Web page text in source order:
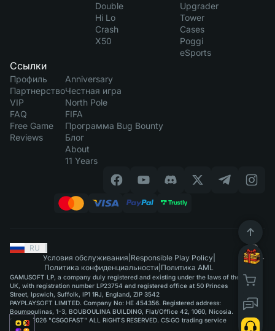
Double
Hi Lo
Crash
X50
Upgrader
Tower
Cases
Poggi
eSports
Ссылки
Профиль
Партнерство
VIP
FAQ
Free Game
Reviews
Anniversary
Честная игра
North Pole
FIFA
Программа Bug Bounty
Блог
About
11 Years
RU
Условия обслуживания Responsible Play Policy|
Политика конфиденциальности Политика AML
GAMUSOFT LP, a company duly registered and existing under the laws of the
UK, with registration number LP23754 and registered office at 50 Princes
Street, Ipswich, Suffolk, IP1 1RJ, England, ZIP 3542
PAYPLAYSOFT LIMITED. Company No: HE 454356. Registered address:
Boumpoulinas, 1-3, BOUBOULINA BUILDING, Flat/Office 42, 1060, Nicosia.
©2015-2026 "CSGOFAST" ALL RIGHTS RESERVED. CS:GO trading service